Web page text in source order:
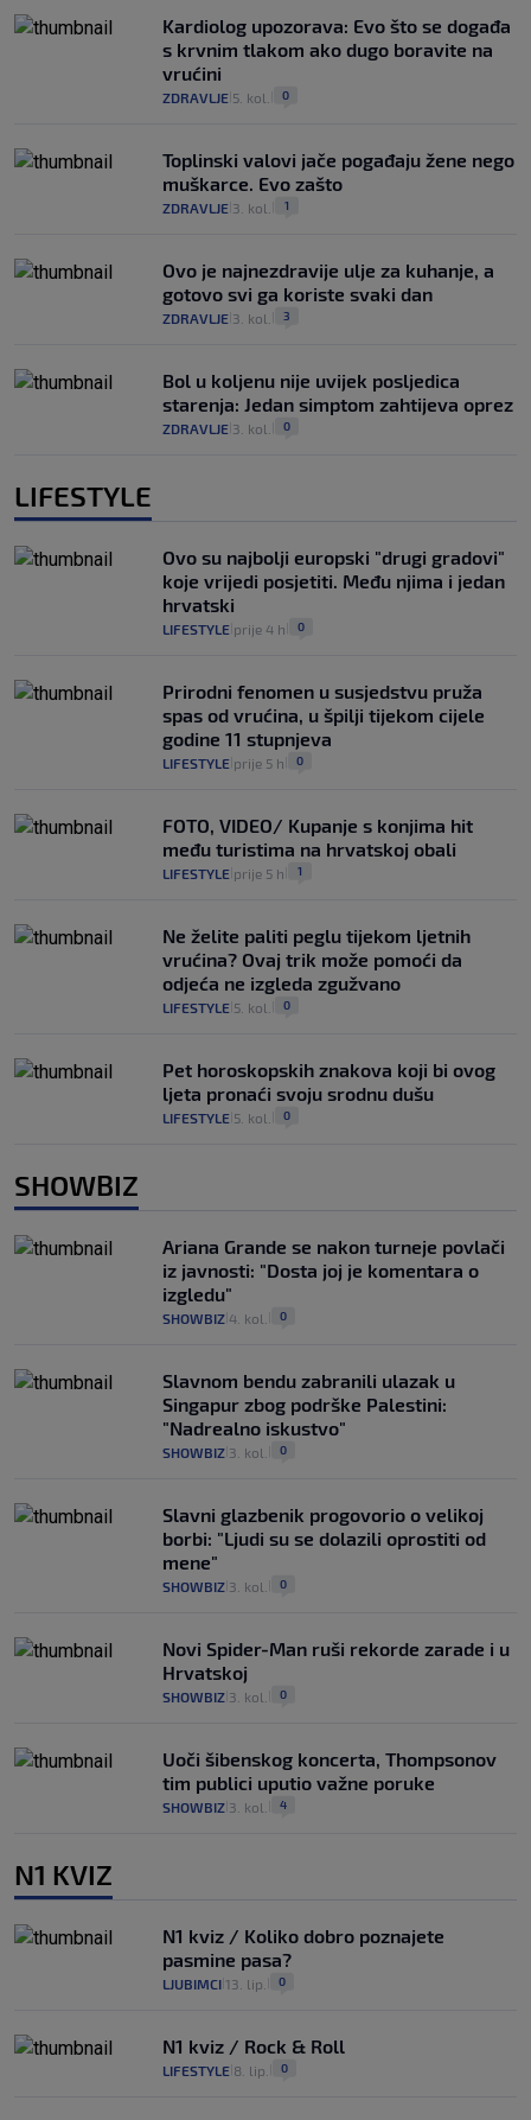
Kardiolog upozorava: Evo što se događa
s krvnim tlakom ako dugo boravite na
vrućini
ZDRAVLJE 5. kol. 0
Toplinski valovi jače pogađaju žene nego
muškarce. Evo zašto
ZDRAVLJE 3. kol. 1
Ovo je najnezdravije ulje za kuhanje, a
gotovo svi ga koriste svaki dan
ZDRAVLJE 3. kol. 3
Bol u koljenu nije uvijek posljedica
starenja: Jedan simptom zahtijeva oprez
ZDRAVLJE 3. kol. 0
LIFESTYLE
Ovo su najbolji europski "drugi gradovi"
koje vrijedi posjetiti. Među njima i jedan
hrvatski
LIFESTYLE prije 4 h 0
Prirodni fenomen u susjedstvu pruža
spas od vrućina, u špilji tijekom cijele
godine 11 stupnjeva
LIFESTYLE prije 5 h 0
FOTO, VIDEO/ Kupanje s konjima hit
među turistima na hrvatskoj obali
LIFESTYLE prije 5 h 1
Ne želite paliti peglu tijekom ljetnih
vrućina? Ovaj trik može pomoći da
odjeća ne izgleda zgužvano
LIFESTYLE 5. kol. 0
Pet horoskopskih znakova koji bi ovog
ljeta pronaći svoju srodnu dušu
LIFESTYLE 5. kol. 0
SHOWBIZ
Ariana Grande se nakon turneje povlači
iz javnosti: "Dosta joj je komentara o
izgledu"
SHOWBIZ 4. kol. 0
Slavnom bendu zabranili ulazak u
Singapur zbog podrške Palestini:
"Nadrealno iskustvo"
SHOWBIZ 3. kol. 0
Slavni glazbenik progovorio o velikoj
borbi: "Ljudi su se dolazili oprostiti od
mene"
SHOWBIZ 3. kol. 0
Novi Spider-Man ruši rekorde zarade i u
Hrvatskoj
SHOWBIZ 3. kol. 0
Uoči šibenskog koncerta, Thompsonov
tim publici uputio važne poruke
SHOWBIZ 3. kol. 4
N1 KVIZ
N1 kviz / Koliko dobro poznajete
pasmine pasa?
LJUBIMCI 13. lip. 0
N1 kviz / Rock & Roll
LIFESTYLE 8. lip. 0